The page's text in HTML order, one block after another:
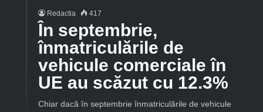
Redactia 417
În septembrie,
înmatriculările de
vehicule comerciale în
UE au scăzut cu 12.3%
Chiar dacă în septembrie înmatriculările de vehicule